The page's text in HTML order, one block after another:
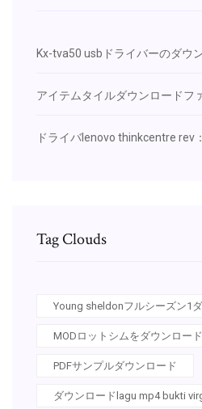
Kx-tva50 usbドライバーのダウ
アイテムタイルダウンロードフ
ドライバlenovo thinkcentre rev
Tag Clouds
Young sheldonフルシーズン1
MODロットシムをダウンロー
PDFサンプルダウンロード
ダウンロードlagu mp4 bukti